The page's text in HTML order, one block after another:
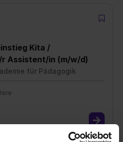
Kita /
Assistent/in (m/w/d)
für Pädagogik